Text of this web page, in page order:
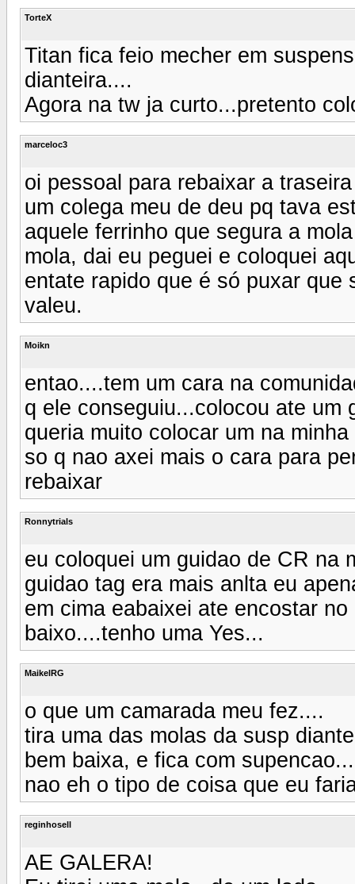
TorteX
Titan fica feio mecher em
dianteira....
Agora na tw ja curto...pretento
marceloc3
oi pessoal para rebaixar a
um colega meu de deu pq tava
aquele ferrinho que segura a
mola, dai eu peguei e coloquei
entate rapido que é só puxar
valeu.
Moikn
entao....tem um cara na
q ele conseguiu...colocou ate um
queria muito colocar um na minha
so q nao axei mais o cara para
rebaixar
Ronnytrials
eu coloquei um guidao de CR na
guidao tag era mais anlta eu
em cima eabaixei ate encostar
baixo....tenho uma Yes...
MaikelRG
o que um camarada meu fez....
tira uma das molas da susp
bem baixa, e fica com supencao...
nao eh o tipo de coisa que eu
reginhosell
AE GALERA!